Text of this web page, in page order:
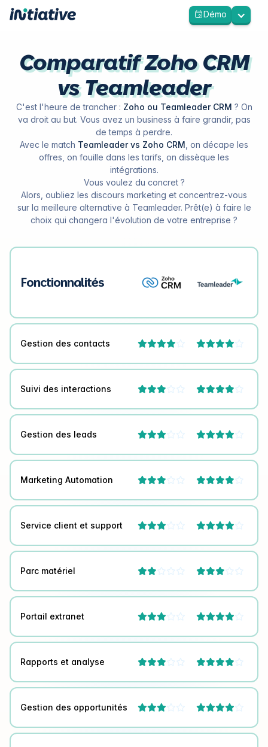
Démo
Comparatif Zoho CRM
vs Teamleader
C'est l'heure de trancher : Zoho ou Teamleader CRM ? On
va droit au but. Vous avez un business à faire grandir, pas
de temps à perdre.
Avec le match Teamleader vs Zoho CRM , on décape les
offres, on fouille dans les tarifs, on dissèque les
intégrations.
Vous voulez du concret ?
Alors, oubliez les discours marketing et concentrez-vous
sur la meilleure alternative à Teamleader. Prêt(e) à faire le
choix qui changera l'évolution de votre entreprise ?
Fonctionnalités
Gestion des contacts  
Suivi des interactions  
Gestion des leads  
Marketing Automation  
Service client et support  
Parc matériel  
Portail extranet  
Rapports et analyse  
Gestion des opportunités  